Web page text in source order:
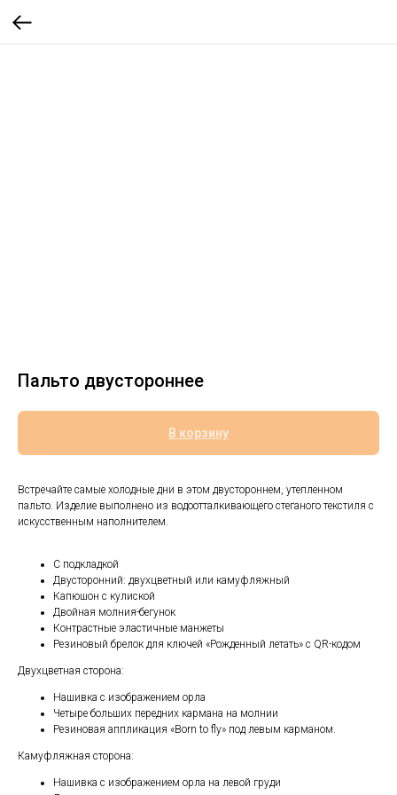
Пальто двустороннее
В корзину
Встречайте самые холодные дни в этом двустороннем, утепленном
пальто. Изделие выполнено из водоотталкивающего стеганого текстиля с
искусственным наполнителем.
С подкладкой
Двусторонний: двухцветный или камуфляжный
Капюшон с кулиской
Двойная молния-бегунок
Контрастные эластичные манжеты
Резиновый брелок для ключей «Рожденный летать» с QR-кодом
Двухцветная сторона:
Нашивка с изображением орла
Четыре больших передних кармана на молнии
Резиновая аппликация «Born to fly» под левым карманом.
Камуфляжная сторона:
Нашивка с изображением орла на левой груди